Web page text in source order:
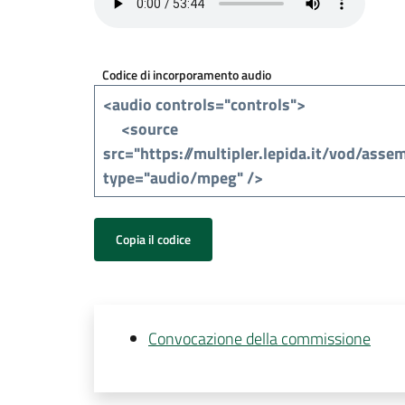
Codice di incorporamento audio
Copia il codice
Convocazione della commissione